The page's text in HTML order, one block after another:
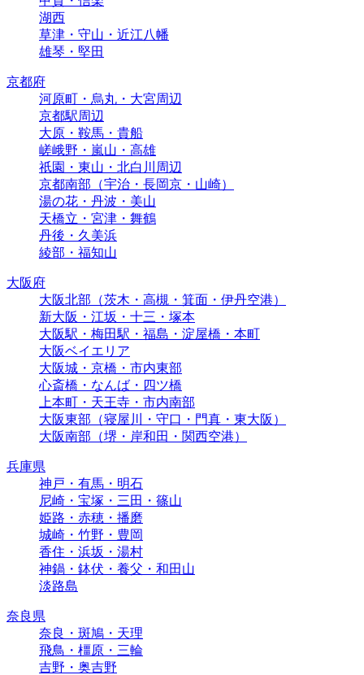
湖西
草津・守山・近江八幡
雄琴・堅田
京都府
河原町・烏丸・大宮周辺
京都駅周辺
大原・鞍馬・貴船
嵯峨野・嵐山・高雄
祇園・東山・北白川周辺
京都南部（宇治・長岡京・山崎）
湯の花・丹波・美山
天橋立・宮津・舞鶴
丹後・久美浜
綾部・福知山
大阪府
大阪北部（茨木・高槻・箕面・伊丹空港）
新大阪・江坂・十三・塚本
大阪駅・梅田駅・福島・淀屋橋・本町
大阪ベイエリア
大阪城・京橋・市内東部
心斎橋・なんば・四ツ橋
上本町・天王寺・市内南部
大阪東部（寝屋川・守口・門真・東大阪）
大阪南部（堺・岸和田・関西空港）
兵庫県
神戸・有馬・明石
尼崎・宝塚・三田・篠山
姫路・赤穂・播磨
城崎・竹野・豊岡
香住・浜坂・湯村
神鍋・鉢伏・養父・和田山
淡路島
奈良県
奈良・斑鳩・天理
飛鳥・橿原・三輪
吉野・奥吉野